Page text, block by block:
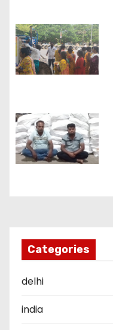
n
Categories
delhi
india